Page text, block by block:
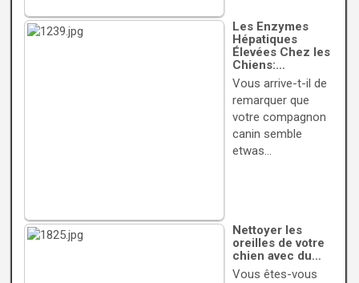
Les Enzymes
Hépatiques
Élevées Chez les
Chiens:…
Vous arrive-t-il de
remarquer que
votre compagnon
canin semble
etwas…
Nettoyer les
oreilles de votre
chien avec du…
Vous êtes-vous